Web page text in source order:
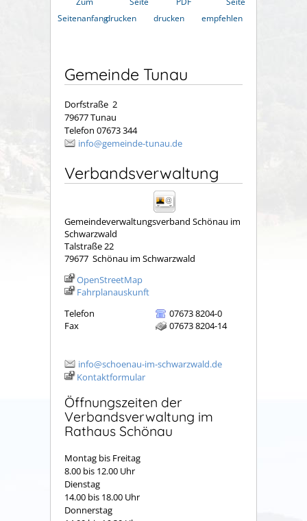
Seitenanfangdrucken
drucken
empfehlen
Gemeinde Tunau
Dorfstraße 2
79677 Tunau
Telefon 07673 344
info@gemeinde-tunau.de
Verbandsverwaltung
Gemeindeverwaltungsverband Schönau im
Schwarzwald
Talstraße 22
79677 Schönau im Schwarzwald
OpenStreetMap
Fahrplanauskunft
Telefon
07673 8204-0
Fax
07673 8204-14
info@schoenau-im-schwarzwald.de
Kontaktformular
Öffnungszeiten der
Verbandsverwaltung im
Rathaus Schönau
Montag bis Freitag
8.00 bis 12.00 Uhr
Dienstag
14.00 bis 18.00 Uhr
Donnerstag